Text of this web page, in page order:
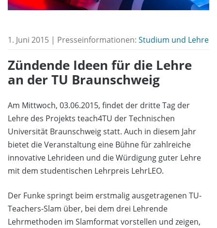
1. Juni 2015 | Presseinformationen: Studium und Lehre
Zündende Ideen für die Lehre
an der TU Braunschweig
Am Mittwoch, 03.06.2015, findet der dritte Tag der
Lehre des Projekts teach4TU der Technischen
Universität Braunschweig statt. Auch in diesem Jahr
bietet die Veranstaltung eine Bühne für zahlreiche
innovative Lehrideen und die Würdigung guter Lehre
mit dem studentischen Lehrpreis LehrLEO.
Der Funke springt beim erstmalig ausgetragenen TU-
Teachers-Slam über, bei dem drei Lehrende
Lehrmethoden im Slamformat vorstellen und zeigen,